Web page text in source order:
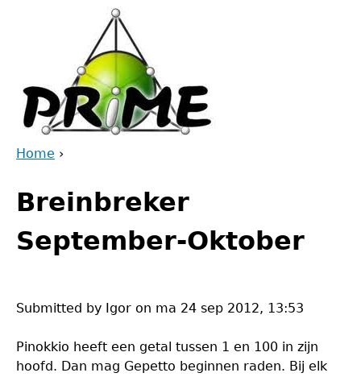
are
here
Home ›
to
top
Breinbreker
September-Oktober
Submitted by Igor on ma 24 sep 2012, 13:53
Pinokkio heeft een getal tussen 1 en 100 in zijn
hoofd. Dan mag Gepetto beginnen raden. Bij elk